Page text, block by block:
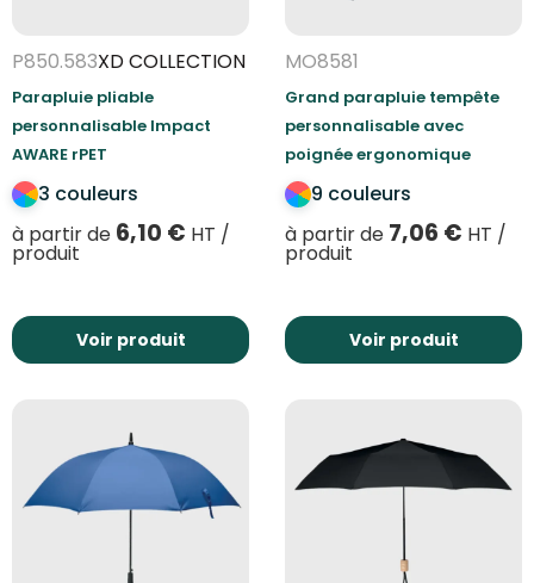
P850.583XD COLLECTION
Parapluie pliable
personnalisable Impact
AWARE rPET
3 couleurs
à partir de 6,10 € HT /
produit
Voir produit
MO8581
Grand parapluie tempête
personnalisable avec
poignée ergonomique
9 couleurs
à partir de 7,06 € HT /
produit
Voir produit